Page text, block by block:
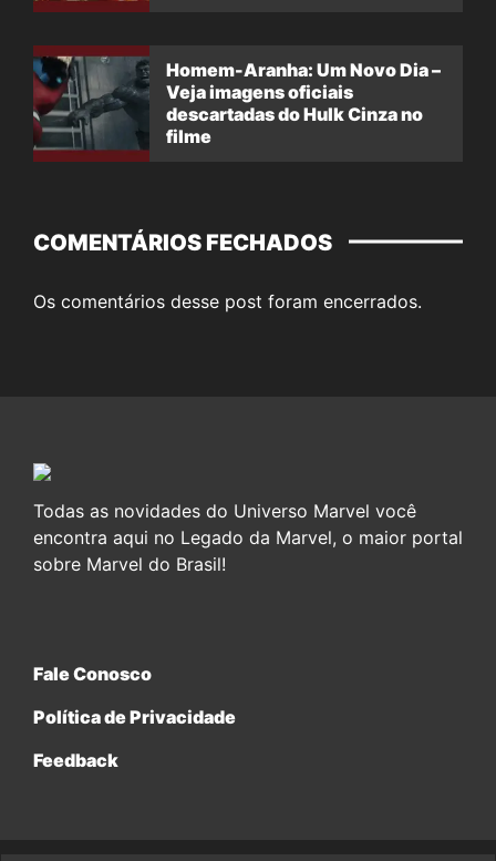
Homem-Aranha: Um Novo Dia –
Veja imagens oficiais
descartadas do Hulk Cinza no
filme
COMENTÁRIOS FECHADOS
Os comentários desse post foram encerrados.
Todas as novidades do Universo Marvel você
encontra aqui no Legado da Marvel, o maior portal
sobre Marvel do Brasil!
Fale Conosco
Política de Privacidade
Feedback